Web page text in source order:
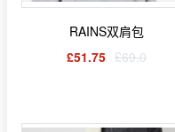
RAINS双肩包
£51.75 £69.0